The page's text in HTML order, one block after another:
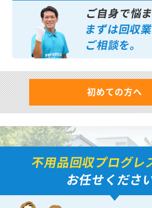
ご自身で悩ま
まずは回収
ご相談を。
初めての方へ
不用品回収プログレ
お任せくださ